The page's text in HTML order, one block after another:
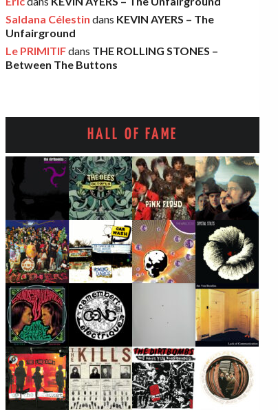
Léo · 29 octobre 2025
Saldana Célestin dans KEVIN AYERS – The
Unfairground
Le PRIMITIFdans THE ROLLING STONES –
Between The Buttons
HALL OF FAME